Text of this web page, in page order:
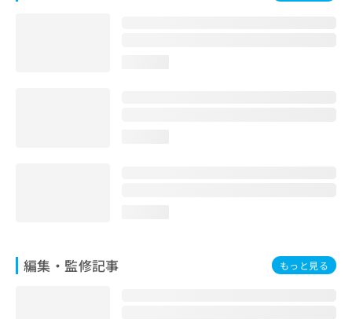
編集・監修記事 もっと見る